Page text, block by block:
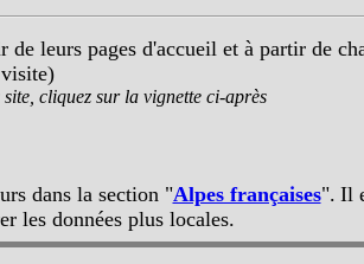
de leurs pages d'accueil et à partir de
cliquez sur la vignette ci-après
dans la section "Alpes françaises". Il
les données plus locales.